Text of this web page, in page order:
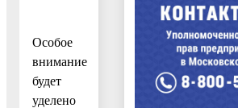
Особое
внимание
будет
уделено